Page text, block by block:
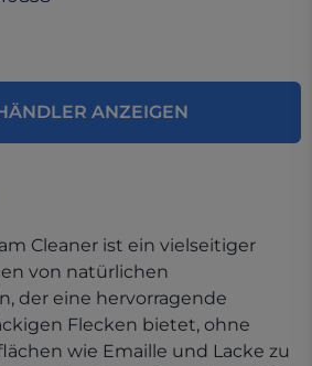
ANZEIGEN
Cleaner ist ein vielseitiger
von natürlichen
der eine hervorragende
Flecken bietet, ohne
wie Emaille und Lacke zu